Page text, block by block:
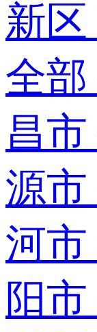
新区
全部
昌市
源市
河市
阳市